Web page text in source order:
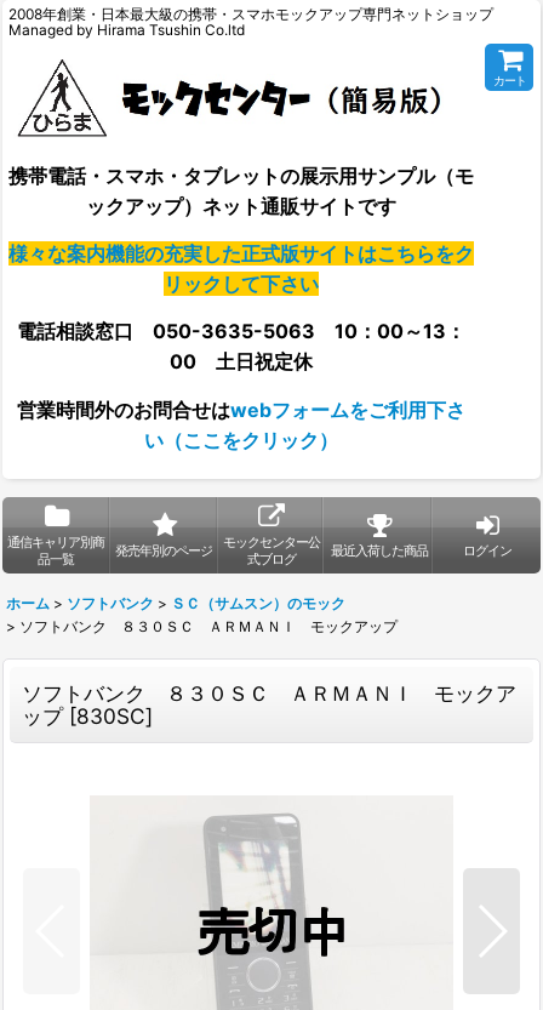
2008年創業・日本最大級の携帯・スマホモックアップ専門ネットショップ
Managed by Hirama Tsushin Co.ltd
携帯電話・スマホ・タブレットの展示用サンプル（モ
ックアップ）ネット通販サイトです
様々な案内機能の充実した正式版サイトはこちらをク
リックして下さい
電話相談窓口 050-3635-5063 10：00～13：
00 土日祝定休
営業時間外のお問合せはwebフォームをご利用下さ
い（ここをクリック）
カート
通信キャリア別商
品一覧
発売年別のページ
モックセンター公
式ブログ
最近入荷した商品 ログイン
ホーム > ソフトバンク > ＳＣ（サムスン）のモック
> ソフトバンク ８３０ＳＣ ＡＲＭＡＮＩ モックアップ
ソフトバンク ８３０ＳＣ ＡＲＭＡＮＩ モックア
ップ [830SC]